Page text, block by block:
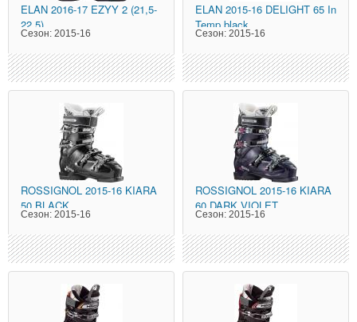
ELAN 2016-17 EZYY 2 (21,5-
22,5)
Сезон: 2015-16
ELAN 2015-16 DELIGHT 65 In
Temp black
Сезон: 2015-16
ROSSIGNOL 2015-16 KIARA
50 BLACK
Сезон: 2015-16
ROSSIGNOL 2015-16 KIARA
60 DARK VIOLET
Сезон: 2015-16